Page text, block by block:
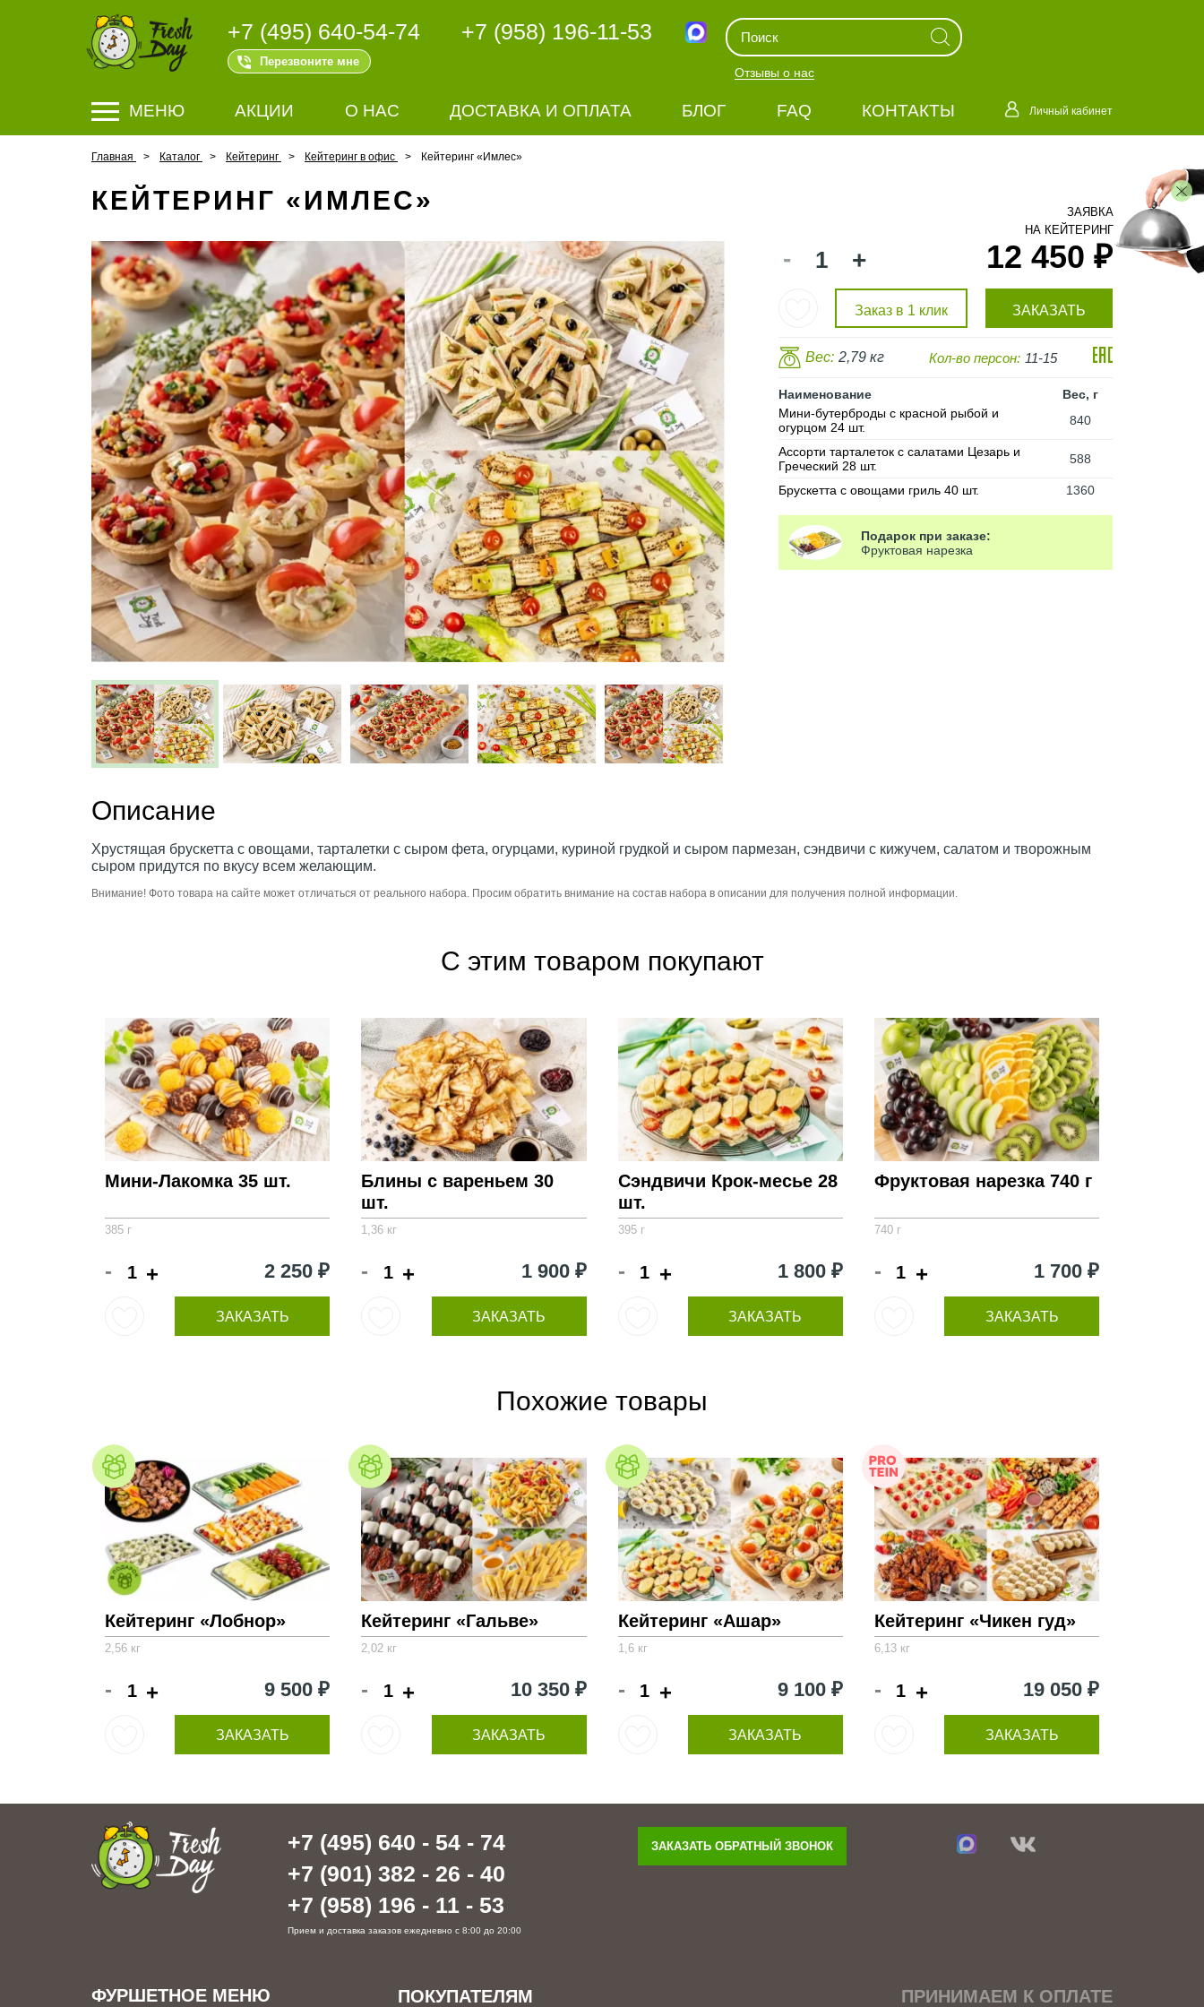
+7 (495) 640-54-74
Перезвоните мне
+7 (958) 196-11-53
Отзывы о нас
МЕНЮ АКЦИИ О НАС ДОСТАВКА И ОПЛАТА БЛОГ FAQ КОНТАКТЫ Личный кабинет
Главная Каталог Кейтеринг Кейтеринг в офис Кейтеринг «Имлес»
КЕЙТЕРИНГ «ИМЛЕС»
- + 12 450 ₽
Заказ в 1 клик ЗАКАЗАТЬ
Вес: 2,79 кг Кол-во персон: 11-15
Наименование
Вес, г
Мини-бутерброды с красной рыбой и
огурцом 24 шт.
840
Ассорти тарталеток с салатами Цезарь и
Греческий 28 шт.
588
Брускетта с овощами гриль 40 шт. 1360
Подарок при заказе:
Фруктовая нарезка
Описание
Хрустящая брускетта с овощами, тарталетки с сыром фета, огурцами, куриной грудкой и сыром пармезан, сэндвичи с кижучем, салатом и творожным
сыром придутся по вкусу всем желающим.
Внимание! Фото товара на сайте может отличаться от реального набора. Просим обратить внимание на состав набора в описании для получения полной информации.
С этим товаром покупают
Мини-Лакомка 35 шт.
385 г
- + 2 250 ₽
ЗАКАЗАТЬ
Блины с вареньем 30
шт.
1,36 кг
- + 1 900 ₽
ЗАКАЗАТЬ
Сэндвичи Крок-месье 28
шт.
395 г
- + 1 800 ₽
ЗАКАЗАТЬ
Фруктовая нарезка 740 г
740 г
- + 1 700 ₽
ЗАКАЗАТЬ
Похожие товары
Кейтеринг «Лобнор»
2,56 кг
- + 9 500 ₽
ЗАКАЗАТЬ
Кейтеринг «Гальве»
2,02 кг
- + 10 350 ₽
ЗАКАЗАТЬ
Кейтеринг «Ашар»
1,6 кг
- + 9 100 ₽
ЗАКАЗАТЬ
Кейтеринг «Чикен гуд»
6,13 кг
- + 19 050 ₽
ЗАКАЗАТЬ
+7 (495) 640 - 54 - 74
+7 (901) 382 - 26 - 40
+7 (958) 196 - 11 - 53
Прием и доставка заказов ежедневно с 8:00 до 20:00
ЗАКАЗАТЬ ОБРАТНЫЙ ЗВОНОК
ФУРШЕТНОЕ МЕНЮ ПОКУПАТЕЛЯМ ПРИНИМАЕМ К ОПЛАТЕ
ЗАЯВКА
НА КЕЙТЕРИНГ